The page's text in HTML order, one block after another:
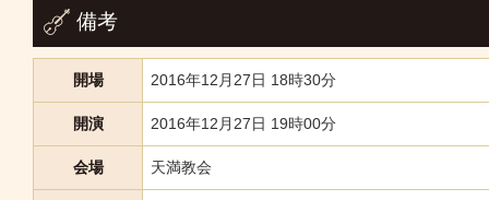
備考
開場 2016年12月27日 18時30分
開演 2016年12月27日 19時00分
会場 天満教会